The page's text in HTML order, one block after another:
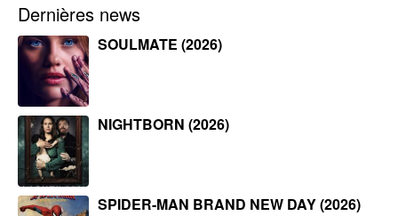
Dernières news
SOULMATE (2026)
NIGHTBORN (2026)
SPIDER-MAN BRAND NEW DAY (2026)